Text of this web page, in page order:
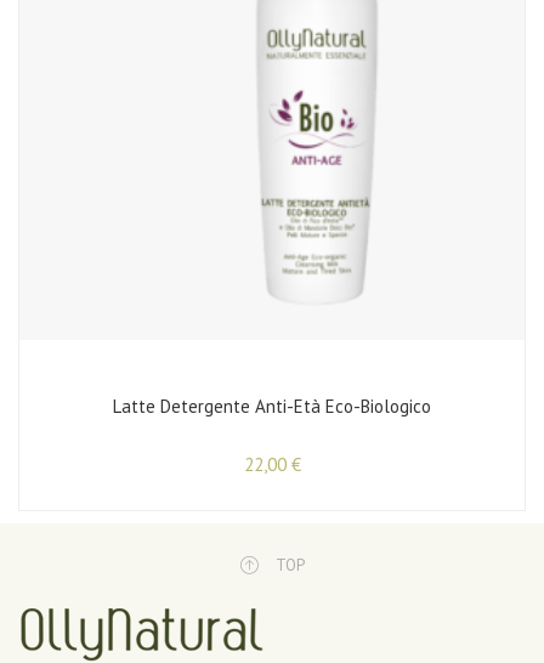
Latte Detergente Anti-Età Eco-Biologico
22,00 €
TOP